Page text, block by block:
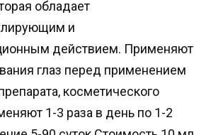
обладает
и
действием. Применяют
глаз перед применением
косметического
1-3 раза в день по 1-2